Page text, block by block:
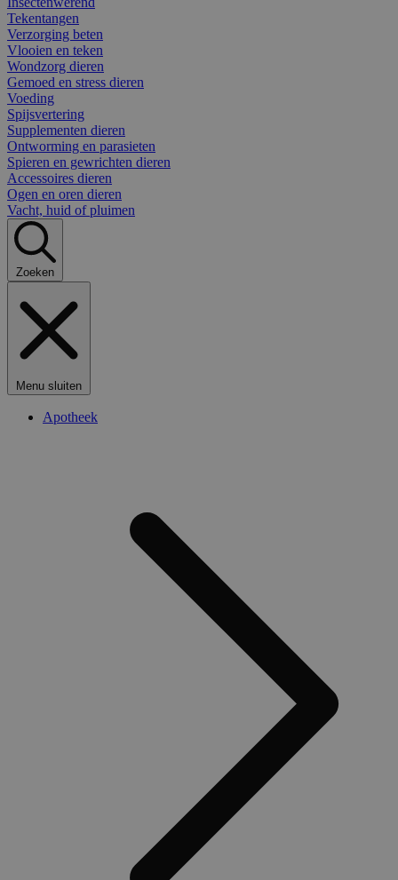
Tekentangen
Verzorging beten
Vlooien en teken
Wondzorg dieren
Gemoed en stress dieren
Voeding
Spijsvertering
Supplementen dieren
Ontworming en parasieten
Spieren en gewrichten dieren
Accessoires dieren
Ogen en oren dieren
Vacht, huid of pluimen
Zoeken
Menu sluiten
Apotheek